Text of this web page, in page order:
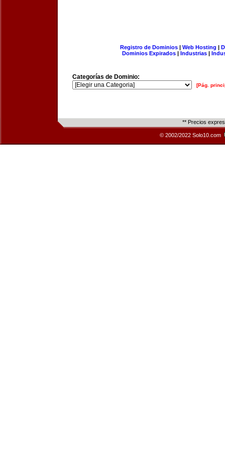
Registro de Dominios| Web Hosting |
Dominios Expirados | Industrias |
Categorías de Dominio:
[Pág.
** Precios
© 2002/2022 Solo10.com